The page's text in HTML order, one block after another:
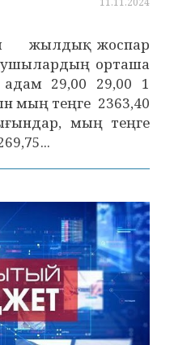
жылдық жоспар
орташа
29,00 29,00 1
мың теңге 2363,40
мың теңге